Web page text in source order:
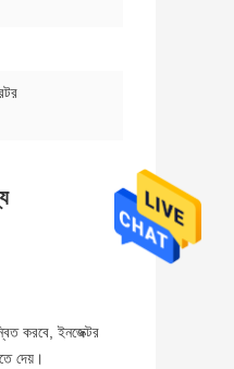
করবে, ইনজেক্টর
দেয়।